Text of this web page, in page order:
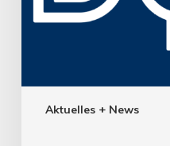
Aktuelles + News